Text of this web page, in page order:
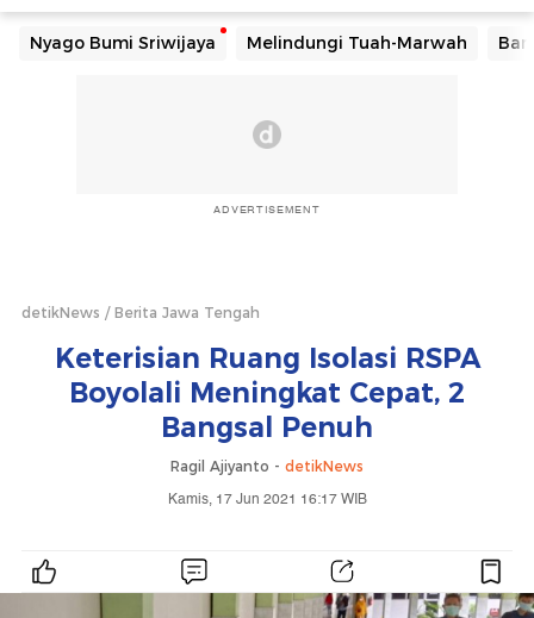
Nyago Bumi Sriwijaya Melindungi Tuah-Marwah
ADVERTISEMENT
detikNews Berita Jawa Tengah
Keterisian Ruang Isolasi RSPA
Boyolali Meningkat Cepat, 2
Bangsal Penuh
Ragil Ajiyanto - detikNews
Kamis, 17 Jun 2021 16:17 WIB